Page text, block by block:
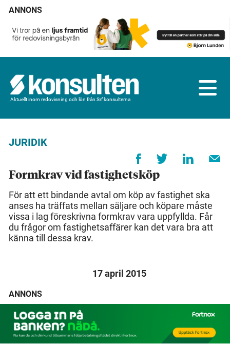
ANNONS
Aktuellt inom redovisning och lön från Srf konsulterna
JURIDIK
Formkrav vid fastighetsköp
För att ett bindande avtal om köp av fastighet ska
anses ha träffats mellan säljare och köpare måste
vissa i lag föreskrivna formkrav vara uppfyllda. Får
du frågor om fastighetsaffärer kan det vara bra att
känna till dessa krav.
17 april 2015
ANNONS